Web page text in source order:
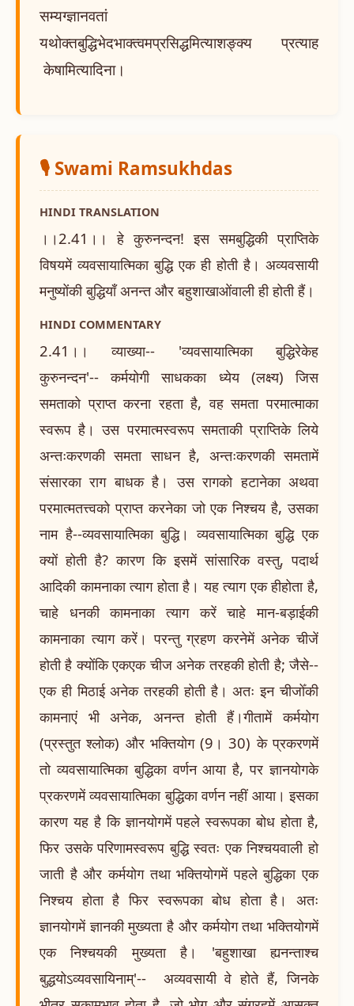
सम्यग्ज्ञानवतां
यथोक्तबुद्धिभेदभाक्त्वमप्रसिद्धमित्याशङ्क्य प्रत्याह
केषामित्यादिना।
🎙️ Swami Ramsukhdas
HINDI TRANSLATION
।।2.41।। हे कुरुनन्दन! इस समबुद्धिकी प्राप्तिके
विषयमें व्यवसायात्मिका बुद्धि एक ही होती है। अव्यवसायी
मनुष्योंकी बुद्धियाँ अनन्त और बहुशाखाओंवाली ही होती हैं।
HINDI COMMENTARY
2.41।। व्याख्या-- 'व्यवसायात्मिका बुद्धिरेकेह
कुरुनन्दन'-- कर्मयोगी साधकका ध्येय (लक्ष्य) जिस
समताको प्राप्त करना रहता है, वह समता परमात्माका
स्वरूप है। उस परमात्मस्वरूप समताकी प्राप्तिके लिये
अन्तःकरणकी समता साधन है, अन्तःकरणकी समतामें
संसारका राग बाधक है। उस रागको हटानेका अथवा
परमात्मतत्त्वको प्राप्त करनेका जो एक निश्चय है, उसका
नाम है--व्यवसायात्मिका बुद्धि। व्यवसायात्मिका बुद्धि एक
क्यों होती है? कारण कि इसमें सांसारिक वस्तु, पदार्थ
आदिकी कामनाका त्याग होता है। यह त्याग एक हीहोता है,
चाहे धनकी कामनाका त्याग करें चाहे मान-बड़ाईकी
कामनाका त्याग करें। परन्तु ग्रहण करनेमें अनेक चीजें
होती है क्योंकि एकएक चीज अनेक तरहकी होती है; जैसे--
एक ही मिठाई अनेक तरहकी होती है। अतः इन चीजोँकी
कामनाएं भी अनेक, अनन्त होती हैं।गीतामें कर्मयोग
(प्रस्तुत श्लोक) और भक्तियोग (9। 30) के प्रकरणमें
तो व्यवसायात्मिका बुद्धिका वर्णन आया है, पर ज्ञानयोगके
प्रकरणमें व्यवसायात्मिका बुद्धिका वर्णन नहीं आया। इसका
कारण यह है कि ज्ञानयोगमें पहले स्वरूपका बोध होता है,
फिर उसके परिणामस्वरूप बुद्धि स्वतः एक निश्चयवाली हो
जाती है और कर्मयोग तथा भक्तियोगमें पहले बुद्धिका एक
निश्चय होता है फिर स्वरूपका बोध होता है। अतः
ज्ञानयोगमें ज्ञानकी मुख्यता है और कर्मयोग तथा भक्तियोगमें
एक निश्चयकी मुख्यता है। 'बहुशाखा ह्यनन्ताश्च
बुद्धयोऽव्यवसायिनाम्'-- अव्यवसायी वे होते हैं, जिनके